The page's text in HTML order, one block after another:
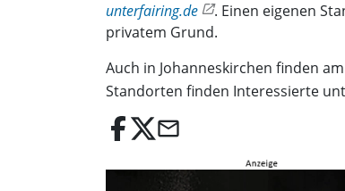
unterfairing.de
. Einen eigenen
privatem Grund.
Auch in Johanneskirchen finden
Standorten finden Interessierte
email